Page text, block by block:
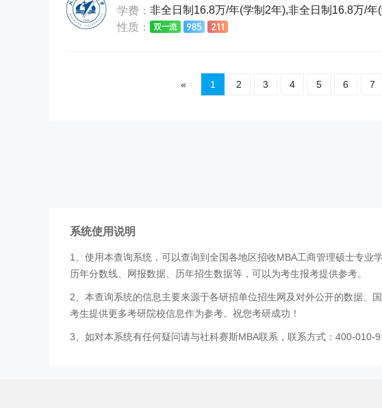
学费： 非全日制16.8万/年(学制2年),非全日制16.8万/年
性质：
« 1 2 3 4 5 6 7
系统使用说明
1、使用本查询系统，可以查询到全国各地区招收MBA工商管理硕士专业
历年分数线、网报数据、历年招生数据等，可以为考生报考提供参考。
2、本查询系统的信息主要来源于各研招单位招生网及对外公开的数据、
考生提供更多考研院校信息作为参考。祝您考研成功！
3、如对本系统有任何疑问请与社科赛斯MBA联系，联系方式：400-010-